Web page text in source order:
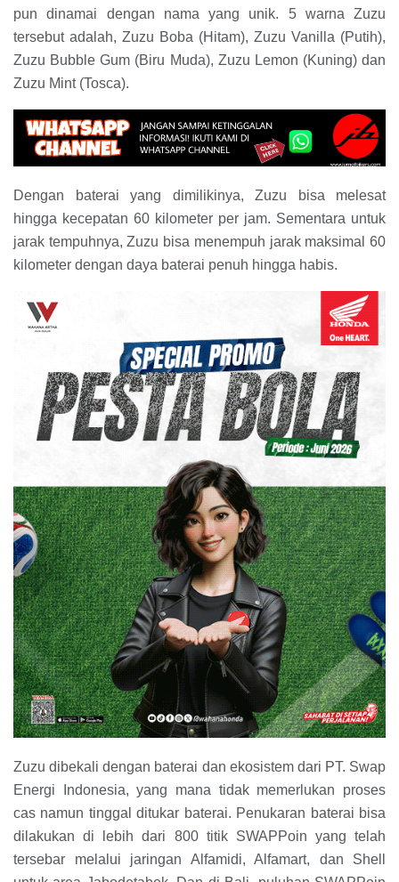
pun dinamai dengan nama yang unik. 5 warna Zuzu
tersebut adalah, Zuzu Boba (Hitam), Zuzu Vanilla (Putih),
Zuzu Bubble Gum (Biru Muda), Zuzu Lemon (Kuning) dan
Zuzu Mint (Tosca).
Dengan baterai yang dimilikinya, Zuzu bisa melesat
hingga kecepatan 60 kilometer per jam. Sementara untuk
jarak tempuhnya, Zuzu bisa menempuh jarak maksimal 60
kilometer dengan daya baterai penuh hingga habis.
Zuzu dibekali dengan baterai dan ekosistem dari PT. Swap
Energi Indonesia, yang mana tidak memerlukan proses
cas namun tinggal ditukar baterai. Penukaran baterai bisa
dilakukan di lebih dari 800 titik SWAPPoin yang telah
tersebar melalui jaringan Alfamidi, Alfamart, dan Shell